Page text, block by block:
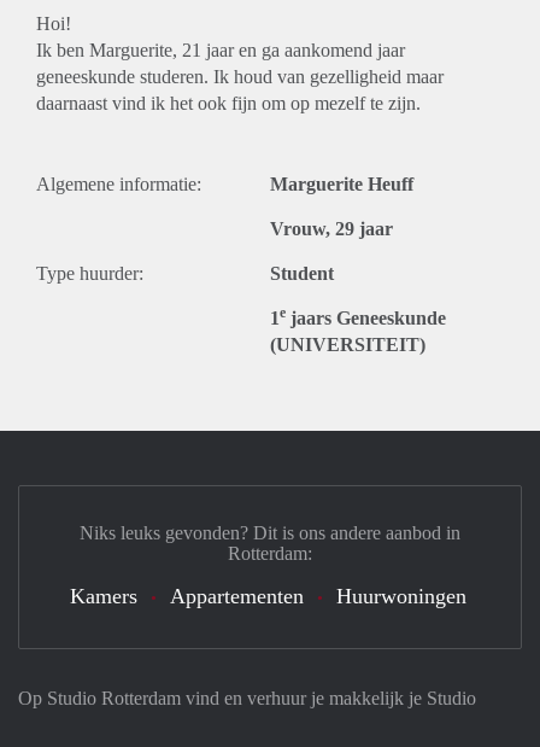
Hoi!
Ik ben Marguerite, 21 jaar en ga aankomend jaar
geneeskunde studeren. Ik houd van gezelligheid maar
daarnaast vind ik het ook fijn om op mezelf te zijn.
Algemene informatie: Marguerite Heuff
Vrouw, 29 jaar
Type huurder: Student
1e jaars Geneeskunde
(UNIVERSITEIT)
Op Studio Rotterdam vind en verhuur je makkelijk je Studio
Niks leuks gevonden? Dit is ons andere aanbod in
Rotterdam:
Kamers Appartementen Huurwoningen